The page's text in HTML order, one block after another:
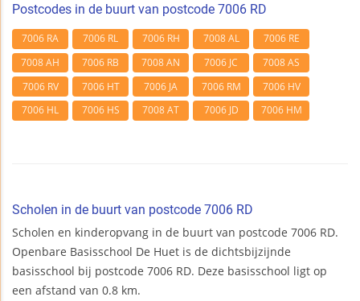
Postcodes in de buurt van postcode 7006 RD
7006 RA 7006 RL 7006 RH 7008 AL
7006 RE
7008 AH
7006 RB 7008 AN 7006 JC
7008 AS
7006 RV
7006 HT 7006 JA 7006 RM
7006 HV
7006 HL
7006 HS 7008 AT 7006 JD 7006 HM
Scholen in de buurt van postcode 7006 RD
Scholen en kinderopvang in de buurt van postcode 7006 RD.
Openbare Basisschool De Huet is de dichtsbijzijnde
basisschool bij postcode 7006 RD. Deze basisschool ligt op
een afstand van 0.8 km.